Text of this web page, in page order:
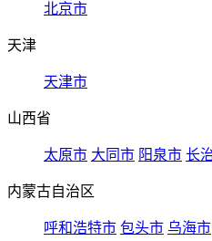
北京市
天津
天津市
山西省
太原市 大同市 阳泉市 长
内蒙古自治区
呼和浩特市 包头市 乌海市